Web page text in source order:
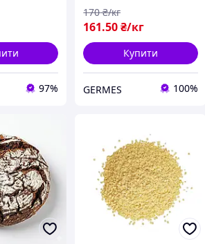
97%
161.50₴/кг
170 ₴/кг
Купити
GERMES 100%